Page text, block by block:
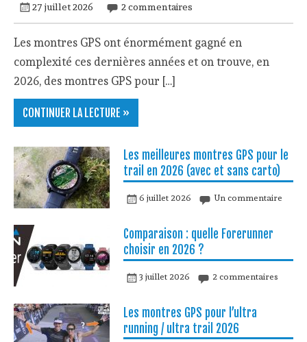
27 juillet 2026 2 commentaires
Les montres GPS ont énormément gagné en
complexité ces dernières années et on trouve, en
2026, des montres GPS pour […]
CONTINUER LA LECTURE »
Les meilleures montres GPS pour le
trail en 2026 (avec et sans carto)
6 juillet 2026 Un commentaire
Comparaison : quelle Forerunner
choisir en 2026 ?
3 juillet 2026 2 commentaires
Les montres GPS pour l’ultra
running / ultra trail 2026